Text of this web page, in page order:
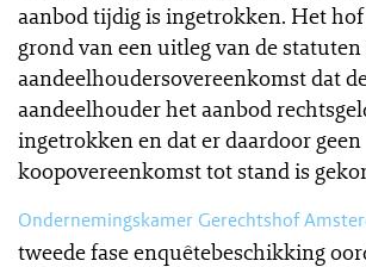
aanbod tijdig is ingetrokken. Het
grond van een uitleg van de statuten
aandeelhoudersovereenkomst dat
aandeelhouder het aanbod
ingetrokken en dat er daardoor geen
koopovereenkomst tot stand is
Ondernemingskamer Gerechtshof
tweede fase enquêtebeschikking